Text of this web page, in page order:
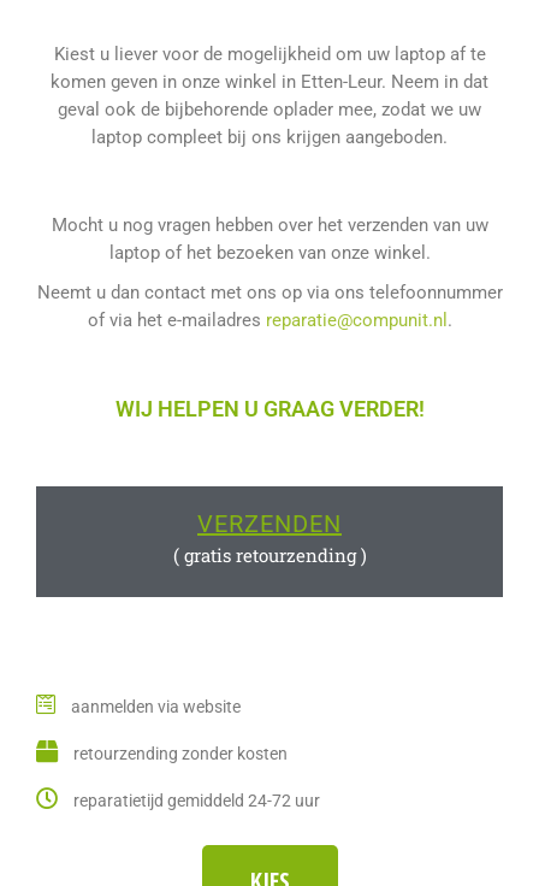
Kiest u liever voor de mogelijkheid om uw laptop af te
komen geven in onze winkel in Etten-Leur. Neem in dat
geval ook de bijbehorende oplader mee, zodat we uw
laptop compleet bij ons krijgen aangeboden.
Mocht u nog vragen hebben over het verzenden van uw
laptop of het bezoeken van onze winkel.
Neemt u dan contact met ons op via ons telefoonnummer
of via het e-mailadres reparatie@compunit.nl .
WIJ HELPEN U GRAAG VERDER!
VERZENDEN
( gratis retourzending )
aanmelden via website
retourzending zonder kosten
reparatietijd gemiddeld 24-72 uur